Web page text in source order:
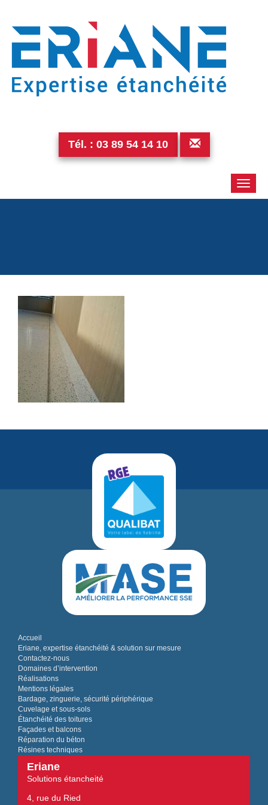
Tél. : 03 89 54 14 10
Toggle
Accueil
Eriane, expertise étanchéité & solution sur mesure
Contactez-nous
Domaines d’intervention
Réalisations
Mentions légales
Bardage, zinguerie, sécurité périphérique
Cuvelage et sous-sols
Étanchéité des toitures
Façades et balcons
Réparation du béton
Résines techniques
Eriane
Solutions étancheité
4, rue du Ried